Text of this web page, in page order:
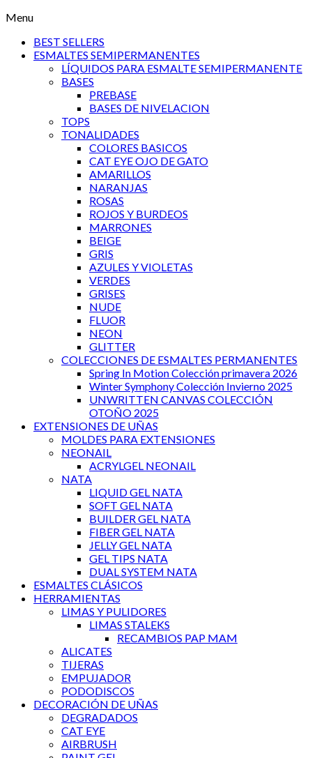
Menu
BEST SELLERS
ESMALTES SEMIPERMANENTES
LÍQUIDOS PARA ESMALTE SEMIPERMANENTE
BASES
PREBASE
BASES DE NIVELACION
TOPS
TONALIDADES
COLORES BASICOS
CAT EYE OJO DE GATO
AMARILLOS
NARANJAS
ROSAS
ROJOS Y BURDEOS
MARRONES
BEIGE
GRIS
AZULES Y VIOLETAS
VERDES
GRISES
NUDE
FLUOR
NEON
GLITTER
COLECCIONES DE ESMALTES PERMANENTES
Spring In Motion Colección primavera 2026
Winter Symphony Colección Invierno 2025
UNWRITTEN CANVAS COLECCIÓN
OTOÑO 2025
EXTENSIONES DE UÑAS
MOLDES PARA EXTENSIONES
NEONAIL
ACRYLGEL NEONAIL
NATA
LIQUID GEL NATA
SOFT GEL NATA
BUILDER GEL NATA
FIBER GEL NATA
JELLY GEL NATA
GEL TIPS NATA
DUAL SYSTEM NATA
ESMALTES CLÁSICOS
HERRAMIENTAS
LIMAS Y PULIDORES
LIMAS STALEKS
RECAMBIOS PAP MAM
ALICATES
TIJERAS
EMPUJADOR
PODODISCOS
DECORACIÓN DE UÑAS
DEGRADADOS
CAT EYE
AIRBRUSH